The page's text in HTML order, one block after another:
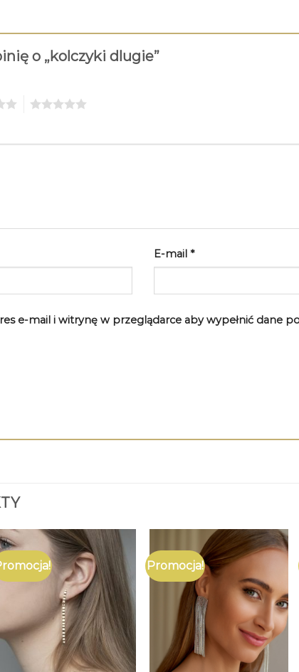
o „kolczyki dlugie”
E-mail *
e-mail i witrynę w przeglądarce aby wypełnić dane
Promocja!